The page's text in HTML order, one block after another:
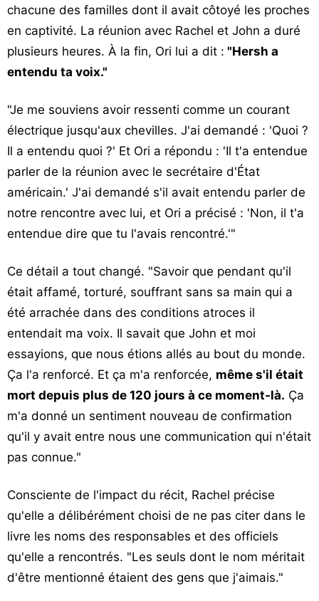
chacune des familles dont il avait côtoyé les proches
en captivité. La réunion avec Rachel et John a duré
plusieurs heures. À la fin, Ori lui a dit : "Hersh a
entendu ta voix."
"Je me souviens avoir ressenti comme un courant
électrique jusqu'aux chevilles. J'ai demandé : 'Quoi ?
Il a entendu quoi ?' Et Ori a répondu : 'Il t'a entendue
parler de la réunion avec le secrétaire d'État
américain.' J'ai demandé s'il avait entendu parler de
notre rencontre avec lui, et Ori a précisé : 'Non, il t'a
entendue dire que tu l'avais rencontré.'"
Ce détail a tout changé. "Savoir que pendant qu'il
était affamé, torturé, souffrant sans sa main qui a
été arrachée dans des conditions atroces il
entendait ma voix. Il savait que John et moi
essayions, que nous étions allés au bout du monde.
Ça l'a renforcé. Et ça m'a renforcée, même s'il était
mort depuis plus de 120 jours à ce moment-là. Ça
m'a donné un sentiment nouveau de confirmation
qu'il y avait entre nous une communication qui n'était
pas connue."
Consciente de l'impact du récit, Rachel précise
qu'elle a délibérément choisi de ne pas citer dans le
livre les noms des responsables et des officiels
qu'elle a rencontrés. "Les seuls dont le nom méritait
d'être mentionné étaient des gens que j'aimais."